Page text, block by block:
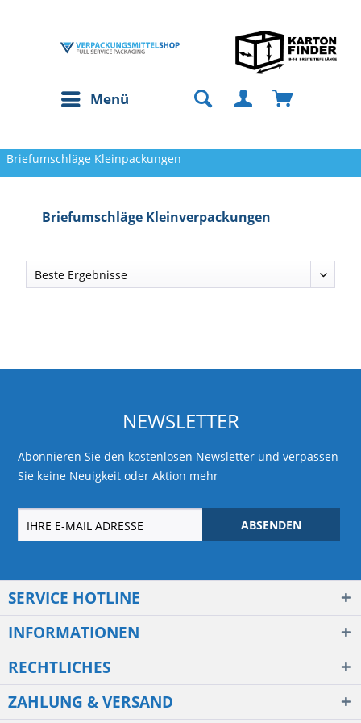
Menü
Briefumschläge Kleinpackungen
Briefumschläge Kleinverpackungen
NEWSLETTER
Abonnieren Sie den kostenlosen Newsletter und verpassen
Sie keine Neuigkeit oder Aktion mehr
ABSENDEN
SERVICE HOTLINE
INFORMATIONEN
RECHTLICHES
ZAHLUNG & VERSAND